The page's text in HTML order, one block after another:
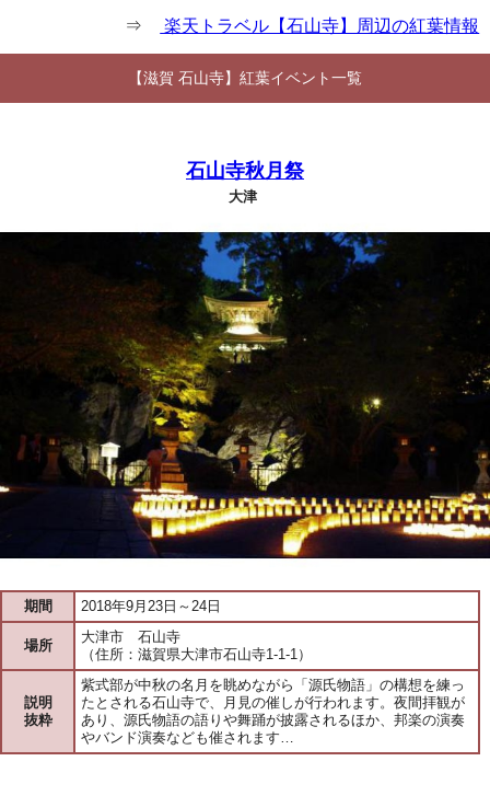
⇒ 楽天トラベル【石山寺】周辺の紅葉情報
【滋賀 石山寺】紅葉イベント一覧
石山寺秋月祭
大津
期間 2018年9月23日～24日
場所
大津市 石山寺
（住所：滋賀県大津市石山寺1-1-1）
説明
抜粋
紫式部が中秋の名月を眺めながら「源氏物語」の構想を練っ
たとされる石山寺で、月見の催しが行われます。夜間拝観が
あり、源氏物語の語りや舞踊が披露されるほか、邦楽の演奏
やバンド演奏なども催されます…